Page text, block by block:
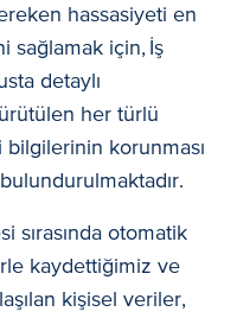
hassasiyeti en
sağlamak için, İş
detaylı
her türlü
korunması
sırasında otomatik
kaydettiğimiz ve
kişisel veriler,